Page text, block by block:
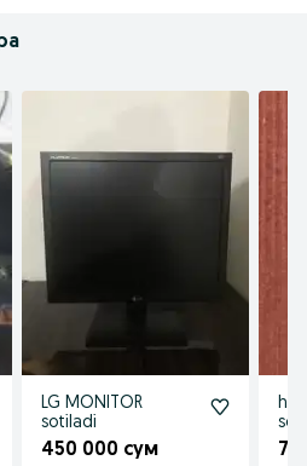
LG MONITOR
sotiladi
450 000 сум 70